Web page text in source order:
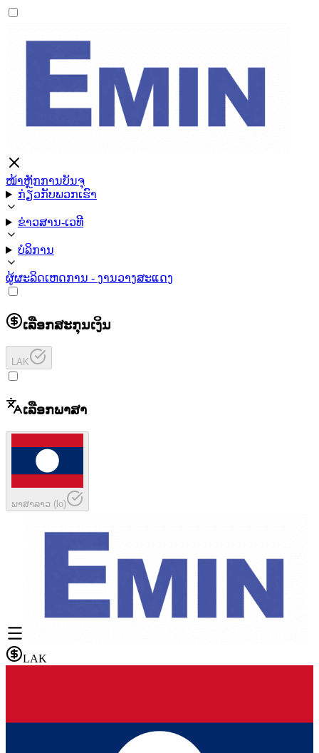
ໜ້າຫຼັກການບັນຈຸ
ກ່ຽວກັບພວກເຮົາ
ຂ່າວສານ-ເວທີ
ບໍລິການ
ຜູ້ຜະລິດເຫດການ - ງານວາງສະແດງ
ເລືອກສະກຸນເງິນ
LAK
ເລືອກພາສາ
ພາສາລາວ (lo)
LAK